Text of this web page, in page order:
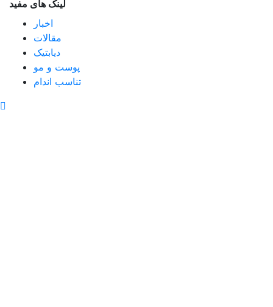
لینک های مفید
اخبار
مقالات
دیابتیک
پوست و مو
تناسب اندام